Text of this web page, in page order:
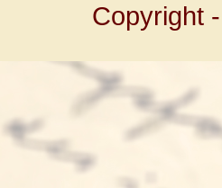
Copyright